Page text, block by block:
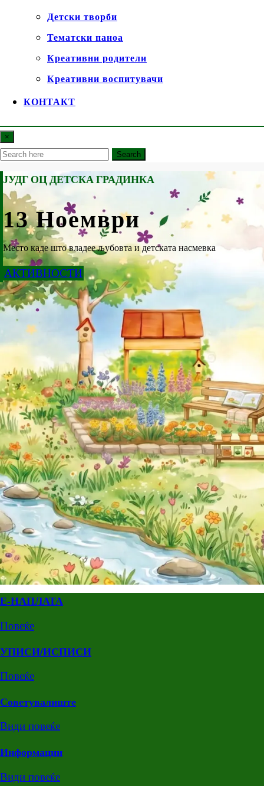
Детски творби
Тематски паноа
Креативни родители
Креативни воспитувачи
КОНТАКТ
×
Search
ЈУДГ ОЦ ДЕТСКА ГРАДИНКА
13 Ноември
Место каде што владее љубовта и детската насмевка
АКТИВНОСТИ
Е-НАПЛАТА
Повеќе
УПИСИ/ИСПИСИ
Повеќе
Советувалиште
Види повеќе
Информации
Види повеќе